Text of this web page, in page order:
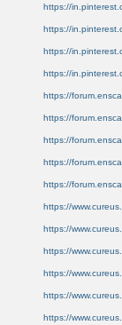
https://
https://
https://
https://
https://
https://
https://
https://
https://
https://
https://
https://
https://
https://
https://